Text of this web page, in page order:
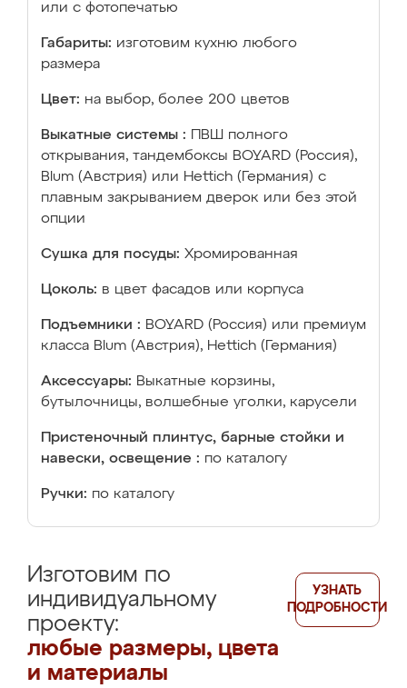
или с фотопечатью
Габариты: изготовим кухню любого
размера
Цвет: на выбор, более 200 цветов
Выкатные системы :
ПВШ полного
открывания, тандембоксы BOYARD (Россия),
Blum (Австрия) или Hettich (Германия) с
плавным закрыванием дверок или без этой
опции
Сушка для посуды: Хромированная
Цоколь: в цвет фасадов или корпуса
Подъемники : BOYARD (Россия) или премиум
класса Blum (Австрия), Hettich (Германия)
Аксессуары: Выкатные корзины,
бутылочницы, волшебные уголки, карусели
Пристеночный плинтус, барные стойки и
навески, освещение : по каталогу
Ручки: по каталогу
Изготовим по
индивидуальному
проекту:
любые размеры, цвета
и материалы
УЗНАТЬ
ПОДРОБНОСТИ